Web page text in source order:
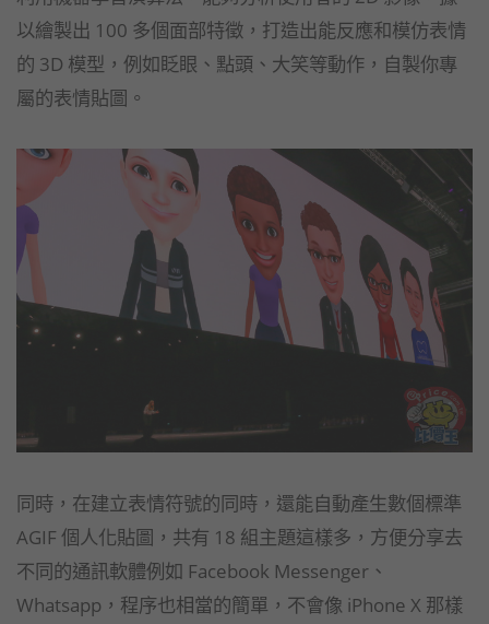
以繪製出 100 多個面部特徵，打造出能反應和模仿表情
的 3D 模型，例如眨眼、點頭、大笑等動作，自製你專
屬的表情貼圖。
同時，在建立表情符號的同時，還能自動產生數個標準
AGIF 個人化貼圖，共有 18 組主題這樣多，方便分享去
不同的通訊軟體例如 Facebook Messenger、
Whatsapp，程序也相當的簡單，不會像 iPhone X 那樣